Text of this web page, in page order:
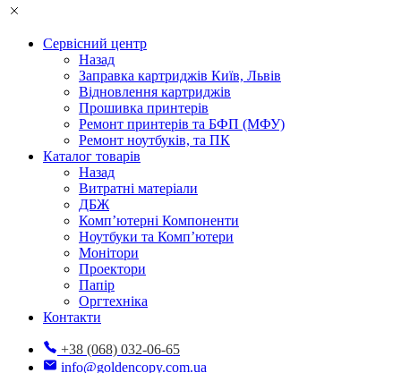
Сервісний центр
Назад
Заправка картриджів Київ, Львів
Відновлення картриджів
Прошивка принтерів
Ремонт принтерів та БФП (МФУ)
Ремонт ноутбуків, та ПК
Каталог товарів
Назад
Витратні матеріали
ДБЖ
Комп’ютерні Компоненти
Ноутбуки та Комп’ютери
Монітори
Проектори
Папір
Оргтехніка
Контакти
+38 (068) 032-06-65
info@goldencopy.com.ua